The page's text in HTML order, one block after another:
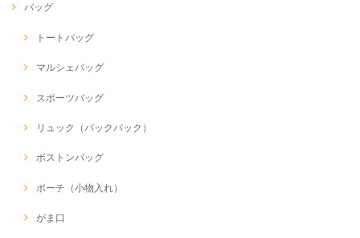
バッグ
トートバッグ
マルシェバッグ
スポーツバッグ
リュック（バックパック）
ボストンバッグ
ポーチ（小物入れ）
がま口